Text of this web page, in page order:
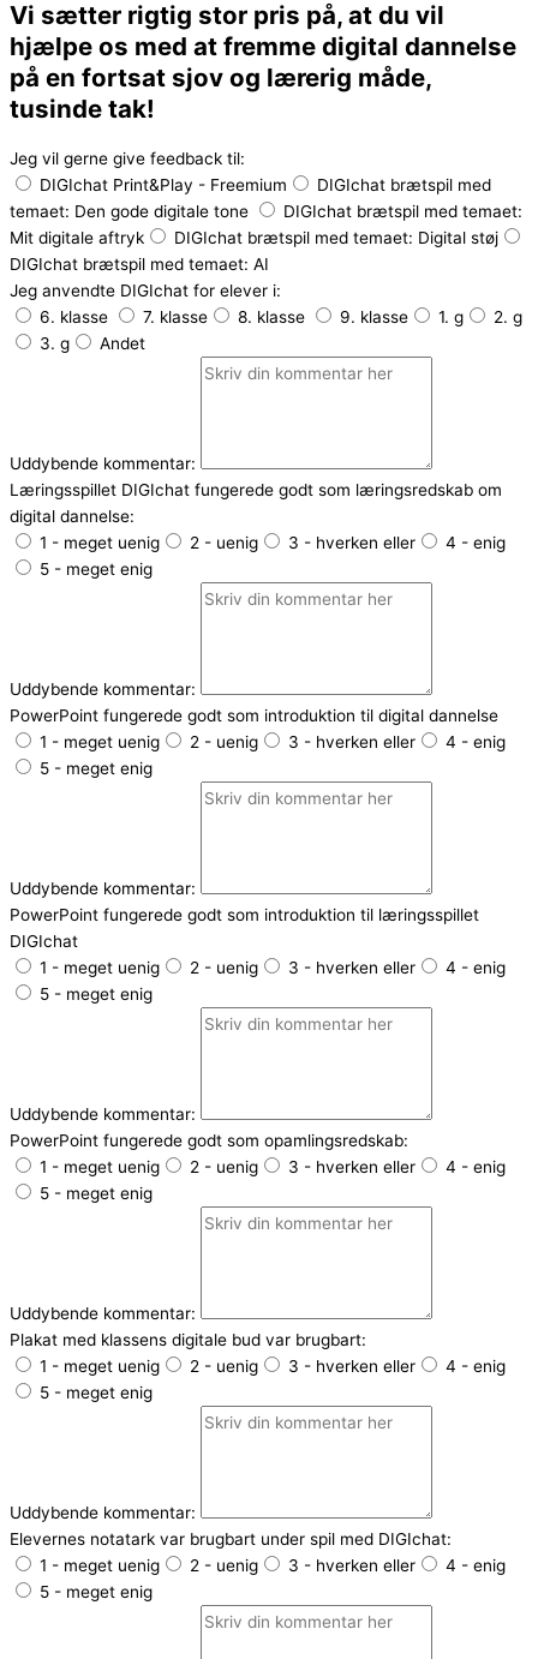
Vi sætter rigtig stor pris på, at du vil
hjælpe os med at fremme digital dannelse
på en fortsat sjov og lærerig måde,
tusinde tak!
Jeg vil gerne give feedback til:
DIGIchat Print&Play - Freemium
DIGIchat brætspil med
temaet: Den gode digitale tone
DIGIchat brætspil med temaet:
Mit digitale aftryk
DIGIchat brætspil med temaet: Digital støj
DIGIchat brætspil med temaet: AI
Jeg anvendte DIGIchat for elever i:
6. klasse
7. klasse 8. klasse 9. klasse 1. g
2. g
3. g
Andet
Uddybende kommentar:
Læringsspillet DIGIchat fungerede godt som læringsredskab om
digital dannelse:
1 - meget uenig
2 - uenig 3 - hverken eller
4 - enig
5 - meget enig
Uddybende kommentar:
PowerPoint fungerede godt som introduktion til digital dannelse
1 - meget uenig
2 - uenig 3 - hverken eller
4 - enig
5 - meget enig
Uddybende kommentar:
PowerPoint fungerede godt som introduktion til læringsspillet
DIGIchat
1 - meget uenig
2 - uenig 3 - hverken eller
4 - enig
5 - meget enig
Uddybende kommentar:
PowerPoint fungerede godt som opamlingsredskab:
1 - meget uenig
2 - uenig 3 - hverken eller
4 - enig
5 - meget enig
Uddybende kommentar:
Plakat med klassens digitale bud var brugbart:
1 - meget uenig
2 - uenig 3 - hverken eller
4 - enig
5 - meget enig
Uddybende kommentar:
Elevernes notatark var brugbart under spil med DIGIchat:
1 - meget uenig
2 - uenig 3 - hverken eller
4 - enig
5 - meget enig